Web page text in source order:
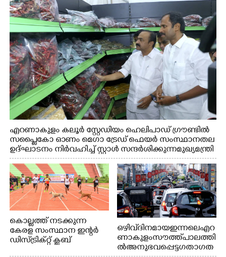
എറണാകുളം കലൂർ സ്റ്റേഡിയം ഹെലിപാഡ് ഗ്രൗണ്ടിൽ
സപ്ളൈകോ ഓണം മെഗാ ട്രേഡ് ഫെയർ സംസ്ഥാനതല
ഉദ്ഘാടനം നിർവഹിച്ച് സ്റ്റാൾ സന്ദർശിക്കുന്ന മുഖ്യമന്ത്രി
വി.ഡി. സതീശൻ. മന്ത്രി അനൂപ് ജേക്കബ് സമീപം
കൊല്ലത്ത് നടക്കുന്ന
കേരള സംസ്ഥാന ഇന്റർ
ഡിസ്ട്രിക്റ്റ് ക്ലബ്
ഒഴിവ് ദിനമായ ഇന്നലെ എറ
ണാകുളം സൗത്ത് പാലത്തി
ൽ അനുഭവപ്പെട്ട ഗതാഗത